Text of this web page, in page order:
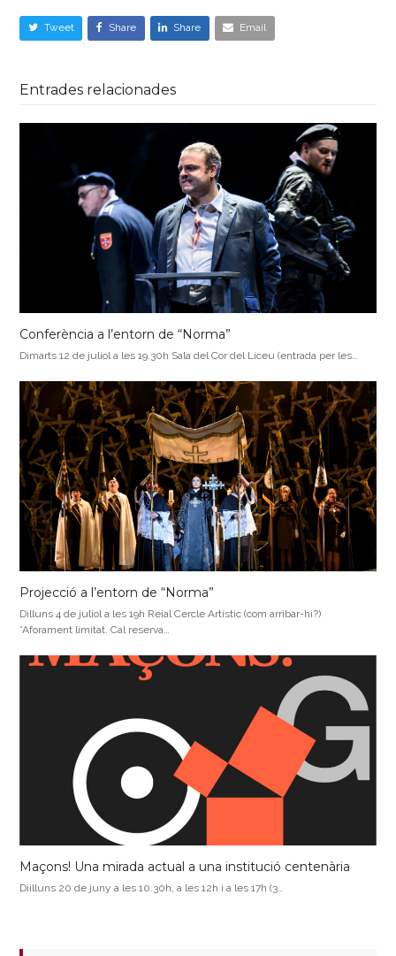
Tweet Share Share Email
Entrades relacionades
Conferència a l’entorn de “Norma”
Dimarts 12 de juliol a les 19.30h Sala del Cor del Liceu (entrada per les…
Projecció a l’entorn de “Norma”
Dilluns 4 de juliol a les 19h Reial Cercle Artístic (com arribar-hi?)
*Aforament limitat. Cal reserva…
Maçons! Una mirada actual a una institució centenària
Diilluns 20 de juny a les 10.30h, a les 12h i a les 17h (3…